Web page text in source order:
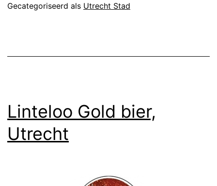
Gecategoriseerd als Utrecht Stad
Linteloo Gold bier,
Utrecht